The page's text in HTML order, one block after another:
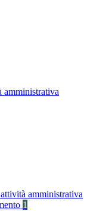
amministrativa
amministrativa
1